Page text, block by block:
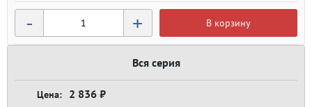
- + В корзину
Вся серия
2 836 ₽